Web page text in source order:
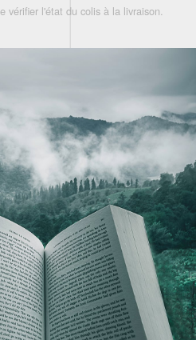
vérifier l'état du colis à la livraison.